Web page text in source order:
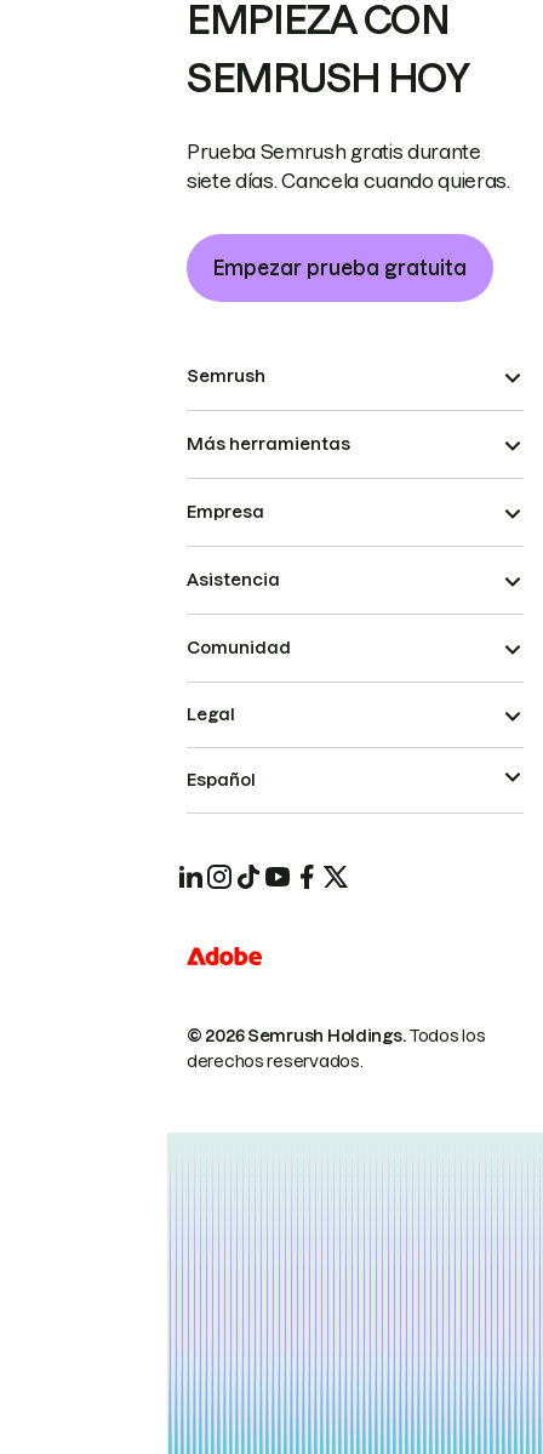
EMPIEZA CON
SEMRUSH HOY
Prueba Semrush gratis durante
siete días. Cancela cuando quieras.
Empezar prueba gratuita
Semrush
Más herramientas
Empresa
Asistencia
Comunidad
© 2026 Semrush Holdings.Todos los
derechos reservados.
Legal
Español